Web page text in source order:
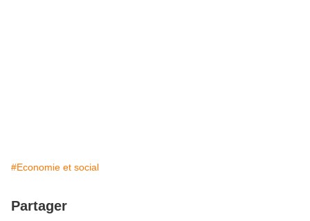
#Economie et social
Partager